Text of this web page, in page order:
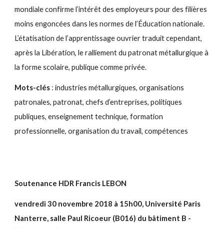
mondiale confirme l’intérêt des employeurs pour des filières
moins engoncées dans les normes de l’Éducation nationale.
L’étatisation de l’apprentissage ouvrier traduit cependant,
après la Libération, le ralliement du patronat métallurgique à
la forme scolaire, publique comme privée.
Mots-clés : industries métallurgiques, organisations
patronales, patronat, chefs d’entreprises, politiques
publiques, enseignement technique, formation
professionnelle, organisation du travail, compétences
Soutenance HDR Francis LEBON
vendredi 30 novembre 2018 à 15h00, Université Paris
Nanterre, salle Paul Ricoeur (B016) du bâtiment B -